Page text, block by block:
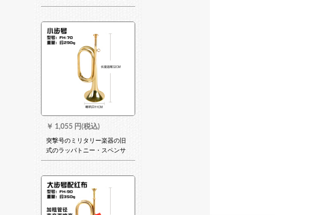
用大股号の小歩号(赤い布+手
￥ 1,055 円(税込)
突撃号のミリタリー楽器の旧
式のラッパトニー・スペンサ
ー号の道具ラッパの黄銅の大
号の楽器ではないので、買っ
てください。